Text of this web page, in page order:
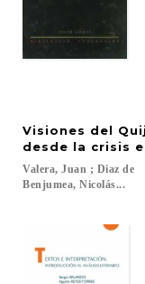
Visiones del
desde la crisis
Valera, Juan ; Diaz de
Benjumea, Nicolás...